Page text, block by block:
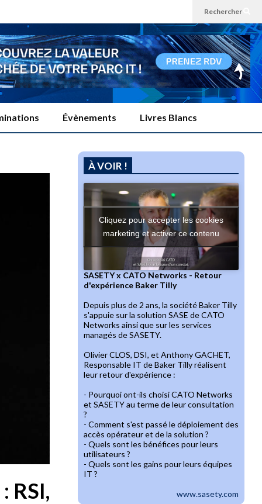
Rechercher
Évènements Livres Blancs
RSI,
À VOIR !
Cliquez pour accepter les cookies
marketing et activer ce contenu
SASETY x CATO Networks - Retour
d'expérience Baker Tilly
Depuis plus de 2 ans, la société Baker Tilly
s'appuie sur la solution SASE de CATO
Networks ainsi que sur les services
managés de SASETY.
Olivier CLOS, DSI, et Anthony GACHET,
Responsable IT de Baker Tilly réalisent
leur retour d'expérience :
- Pourquoi ont-ils choisi CATO Networks
et SASETY au terme de leur consultation
?
- Comment s'est passé le déploiement des
accès opérateur et de la solution ?
- Quels sont les bénéfices pour leurs
utilisateurs ?
- Quels sont les gains pour leurs équipes
IT ?
www.sasety.com